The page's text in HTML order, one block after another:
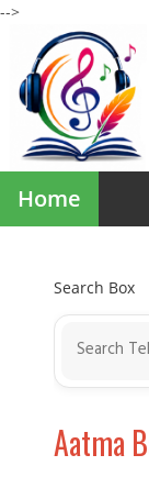
-->
Home
Search Box
Aatma